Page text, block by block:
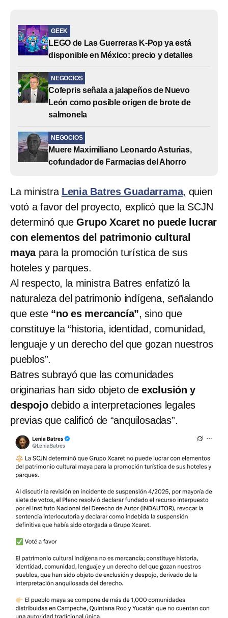
GEEK
LEGO de Las Guerreras K-Pop ya está
disponible en México: precio y detalles
NEGOCIOS
Cofepris señala a jalapeños de Nuevo
León como posible origen de brote de
salmonela
NEGOCIOS
Muere Maximiliano Leonardo Asturias,
cofundador de Farmacias del Ahorro
La ministra Lenia Batres Guadarrama, quien
votó a favor del proyecto, explicó que la SCJN
determinó queGrupo Xcaret no puede lucrar
con elementos del patrimonio cultural
mayapara la promoción turística de sus
hoteles y parques.
Al respecto, la ministra Batres enfatizó la
naturaleza del patrimonio indígena, señalando
que este “no es mercancía”, sino que
constituye la “historia, identidad, comunidad,
lenguaje y un derecho del que gozan nuestros
pueblos”.
Batres subrayó que las comunidades
originarias han sido objeto de exclusión y
despojodebido a interpretaciones legales
previas que calificó de “anquilosadas”.